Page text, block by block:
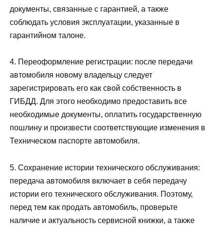
документы, связанные с гарантией, а также
соблюдать условия эксплуатации, указанные в
гарантийном талоне.
4. Переоформление регистрации: после передачи
автомобиля новому владельцу следует
зарегистрировать его как свой собственность в
ГИБДД. Для этого необходимо предоставить все
необходимые документы, оплатить государственную
пошлину и произвести соответствующие изменения в
Техническом паспорте автомобиля.
5. Сохранение истории технического обслуживания:
передача автомобиля включает в себя передачу
истории его технического обслуживания. Поэтому,
перед тем как продать автомобиль, проверьте
наличие и актуальность сервисной книжки, а также